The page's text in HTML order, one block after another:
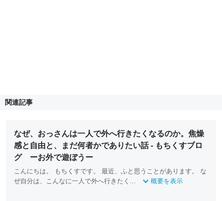
関連記事
なぜ、おっさんは一人で外へ行きたくなるのか。焦燥
感と自由と、まだ何者かでありたい話 - もちくすブロ
グ ーお外で遊ぼうー
こんにちは。 もちくすです。 最近、ふと思うことがあります。 な
ぜ自分は、こんなに一人で外へ行きたく...
概要を表示